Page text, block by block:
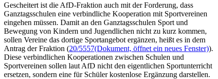
Gescheitert ist die AfD-Fraktion auch mit der Forderung, dass
Ganztagsschulen eine verbindliche Kooperation mit Sportvereinen
eingehen müssen. Damit an den Ganztagsschulen Sport und
Bewegung von Kindern und Jugendlichen nicht zu kurz kommen,
sollen Vereine das dortige Sportangebot ergänzen, heißt es in dem
Antrag der Fraktion (20/5557(Dokument, öffnet ein neues Fenster)).
Diese verbindlichen Kooperationen zwischen Schulen und
Sportvereinen sollen laut AfD nicht den eigentlichen Sportunterricht
ersetzen, sondern eine für Schüler kostenlose Ergänzung darstellen.